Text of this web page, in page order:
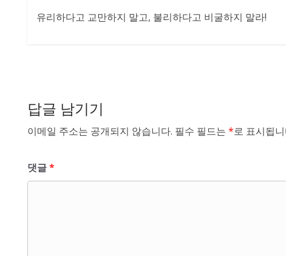
유리하다고 교만하지 말고, 불리하다고 비굴하지 말라!
답글 남기기
이메일 주소는 공개되지 않습니다. 필수 필드는 *로 표시됩
댓글*